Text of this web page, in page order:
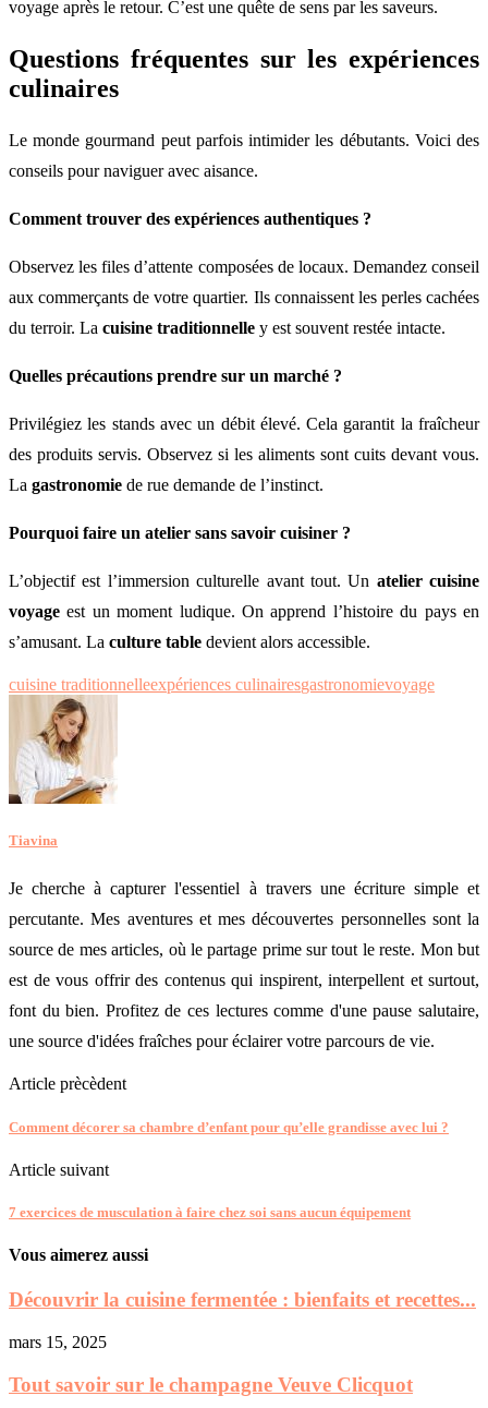
voyage après le retour. C’est une quête de sens par les saveurs.
Questions fréquentes sur les expériences
culinaires
Le monde gourmand peut parfois intimider les débutants. Voici des
conseils pour naviguer avec aisance.
Comment trouver des expériences authentiques ?
Observez les files d’attente composées de locaux. Demandez conseil
aux commerçants de votre quartier. Ils connaissent les perles cachées
du terroir. La cuisine traditionnelle y est souvent restée intacte.
Quelles précautions prendre sur un marché ?
Privilégiez les stands avec un débit élevé. Cela garantit la fraîcheur
des produits servis. Observez si les aliments sont cuits devant vous.
La gastronomie de rue demande de l’instinct.
Pourquoi faire un atelier sans savoir cuisiner ?
L’objectif est l’immersion culturelle avant tout. Un atelier cuisine
voyage est un moment ludique. On apprend l’histoire du pays en
s’amusant. La culture table devient alors accessible.
cuisine traditionnelleexpériences culinairesgastronomievoyage
Tiavina
Je cherche à capturer l'essentiel à travers une écriture simple et
percutante. Mes aventures et mes découvertes personnelles sont la
source de mes articles, où le partage prime sur tout le reste. Mon but
est de vous offrir des contenus qui inspirent, interpellent et surtout,
font du bien. Profitez de ces lectures comme d'une pause salutaire,
une source d'idées fraîches pour éclairer votre parcours de vie.
Article prècèdent
Comment décorer sa chambre d’enfant pour qu’elle grandisse avec lui ?
Article suivant
7 exercices de musculation à faire chez soi sans aucun équipement
Vous aimerez aussi
Découvrir la cuisine fermentée : bienfaits et recettes...
mars 15, 2025
Tout savoir sur le champagne Veuve Clicquot